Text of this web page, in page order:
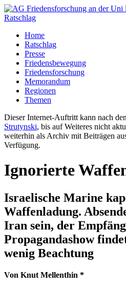
Home
Ratschlag
Presse
Friedensbewegung
Friedensforschung
Memorandum
Regionen
Themen
Dieser Internet-Auftritt kann nach
Strutynski, bis auf Weiteres nicht
weiterhin als Archiv mit Beiträgen
Verfügung.
Ignorierte
Israelische Marine
Waffenladung.
Iran sein, der
Propagandashow
wenig Beachtung
Von Knut Mellenthin *